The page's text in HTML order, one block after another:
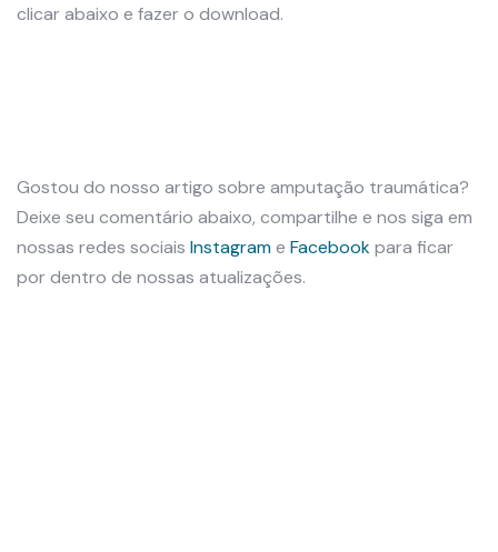
clicar abaixo e fazer o download.
Gostou do nosso artigo sobre amputação traumática?
Deixe seu comentário abaixo, compartilhe e nos siga em
nossas redes sociais Instagrame Facebookpara ficar
por dentro de nossas atualizações.